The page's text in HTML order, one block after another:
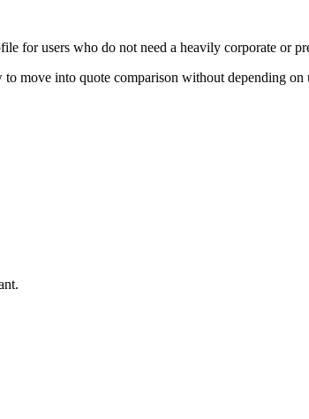
for users who do not need a heavily corporate or
move into quote comparison without depending on